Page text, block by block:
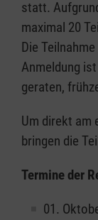
statt.
maximal 20
Die
Anmeldung
geraten,
Um direkt am
bringen die
Termine der
01.